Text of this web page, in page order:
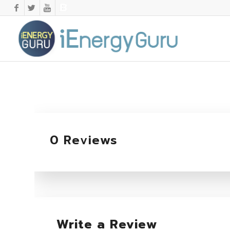
0 Reviews
Write a Review